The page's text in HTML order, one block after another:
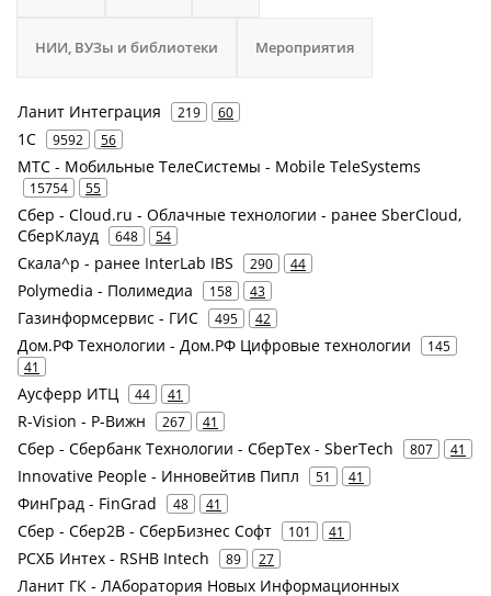
НИИ, ВУЗы и библиотеки Мероприятия
Ланит Интеграция 219 60
1С 9592 56
МТС - Мобильные ТелеСистемы - Mobile TeleSystems
15754 55
Сбер - Cloud.ru - Облачные технологии - ранее SberCloud,
СберКлауд
648 54
Скала^р - ранее InterLab IBS 290 44
Polymedia - Полимедиа 158 43
Газинформсервис - ГИС 495 42
Дом.РФ Технологии - Дом.РФ Цифровые технологии
145
41
Аусферр ИТЦ 44 41
R-Vision - Р-Вижн 267 41
Сбер - Сбербанк Технологии - СберТех - SberTech 807 41
Innovative People - Инновейтив Пипл 51 41
ФинГрад - FinGrad 48 41
Сбер - Сбер2В - СберБизнес Софт 101 41
РСХБ Интех - RSHB Intech 89 27
Ланит ГК - ЛАборатория Новых Информационных